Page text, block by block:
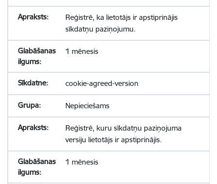
Reģistrē, ka lietotājs ir apstiprinājis
sīkdatņu paziņojumu.
1 mēnesis
cookie-agreed-version
Nepieciešams
Reģistrē, kuru sīkdatņu paziņojuma
versiju lietotājs ir apstiprinājis.
1 mēnesis